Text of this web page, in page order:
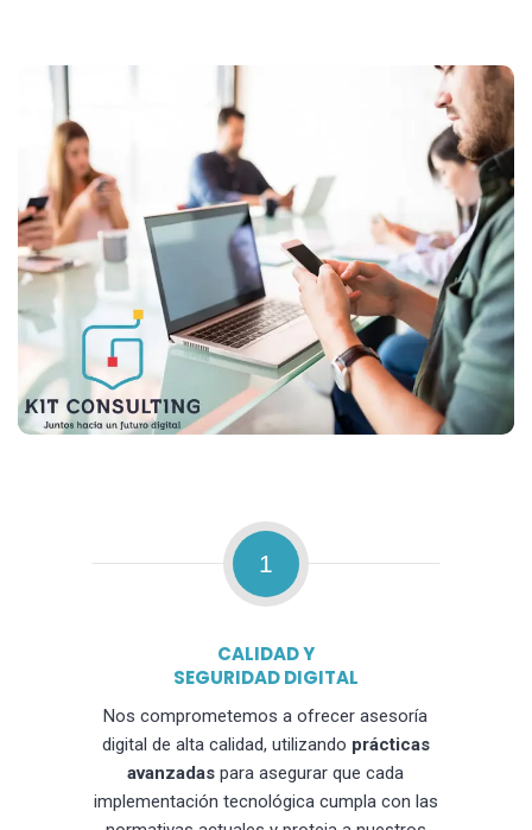
1
CALIDAD Y
SEGURIDAD DIGITAL
Nos comprometemos a ofrecer asesoría
digital de alta calidad, utilizando prácticas
avanzadas para asegurar que cada
implementación tecnológica cumpla con las